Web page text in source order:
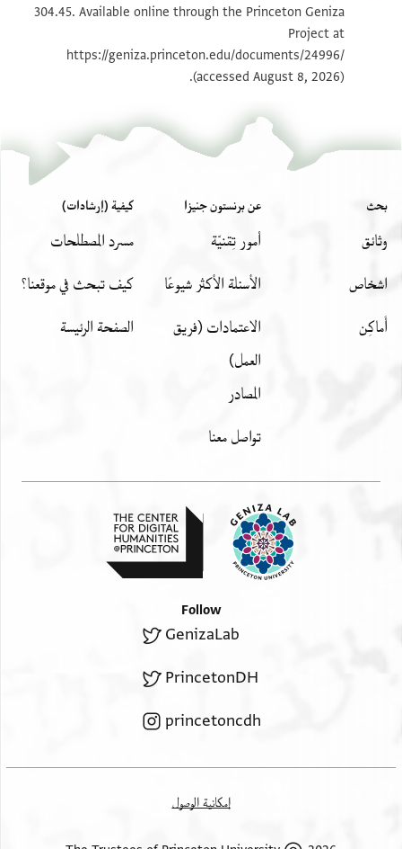
بيان أذونات الصورة
304.45. Available online through the Princeton Geniza
Project at
https://geniza.princeton.edu/documents/24996/
(accessed August 8, 2026).
بحث
وثائق
اشخاص
أَماكِن
عن برنستون جنيزا
أمور تِقنيّة
الأسئلة الأكثر شيوعًا
الاعتمادات (فريق
العمل)
المصادر
تواصل معنا
كيفية (إرشادات)
مسرد المصطلحات
كيف تبحث في موقعنا؟
الصفحة الرئيسة
Follow
GenizaLab
PrincetonDH
princetoncdh
إمكانية الوصول